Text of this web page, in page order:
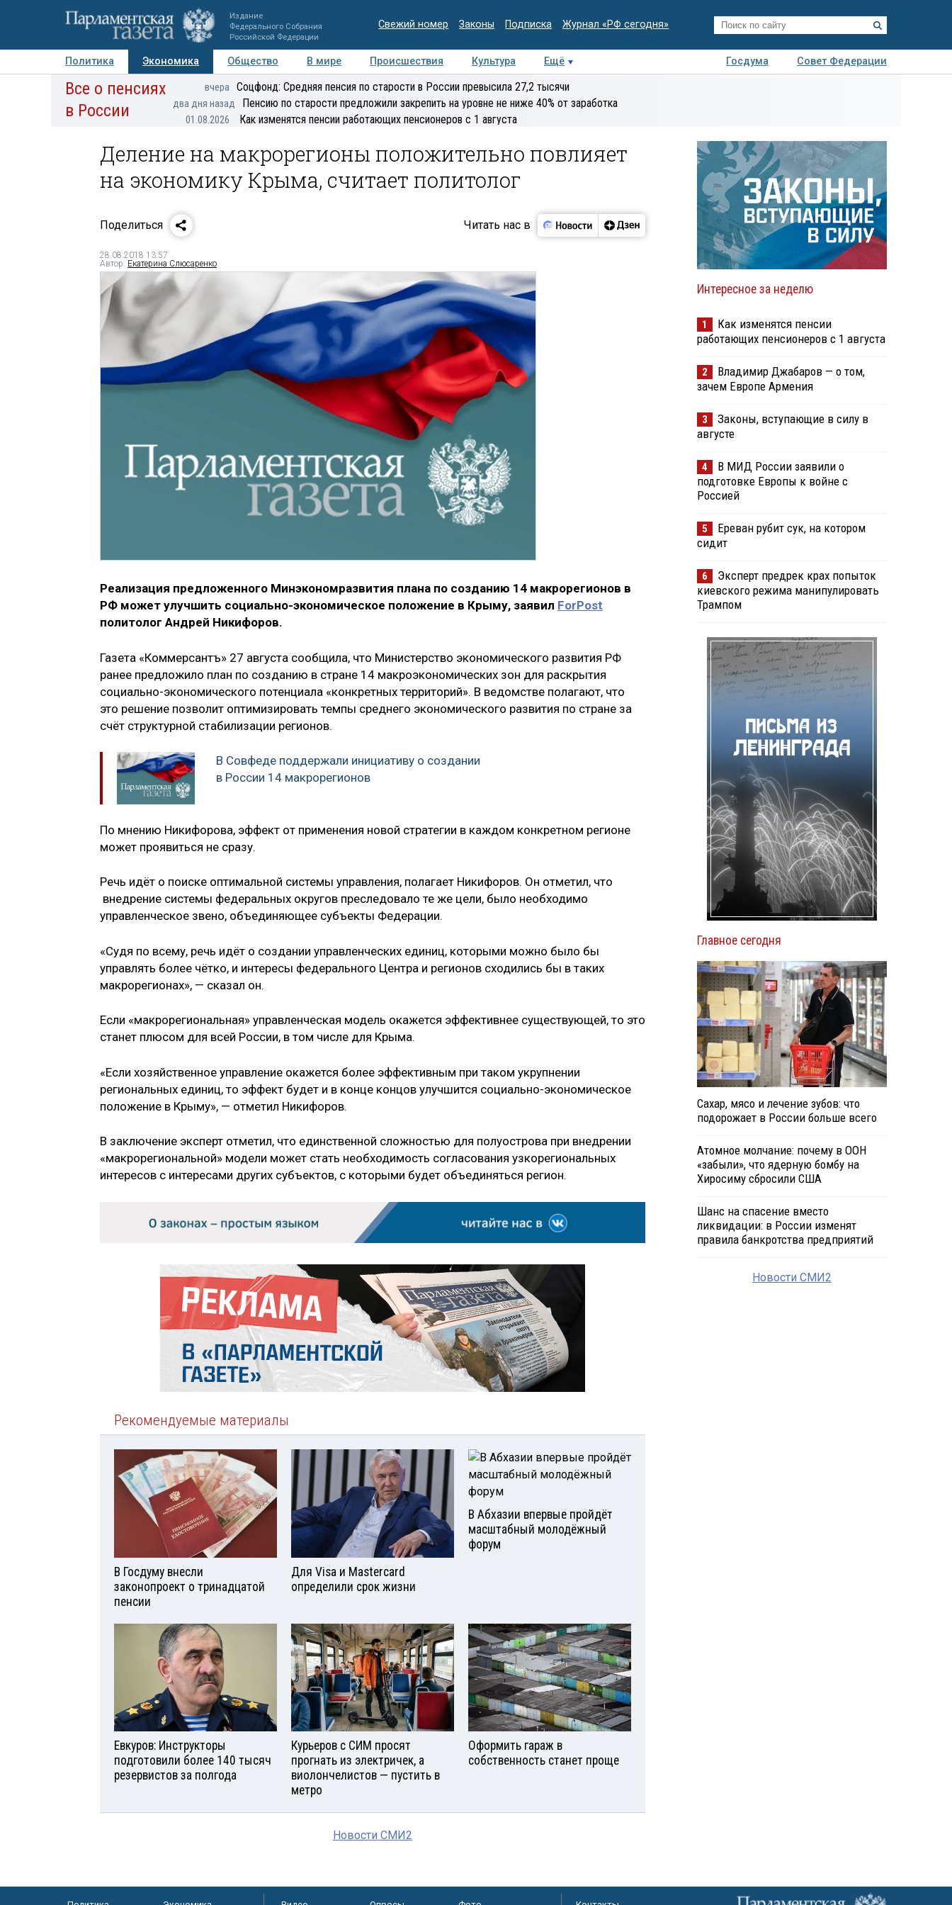
Издание
Федерального Собрания
Российской Федерации
Свежий номер Законы Подписка Журнал «РФ сегодня»
Политика Экономика Общество В мире Происшествия Культура Ещё Госдума
Совет Федерации
Авторы Персоны Мнения Регионы Медиацентр Интервью Колумнисты
экспертиза
Все о пенсиях
в России
вчера Соцфонд: Средняя пенсия по старости в России превысила 27,2 тысячи
два дня назад Пенсию по старости предложили закрепить на уровне не ниже 40% от заработка
01.08.2026 Как изменятся пенсии работающих пенсионеров с 1 августа
Деление на макрорегионы положительно повлияет
на экономику Крыма, считает политолог
Поделиться Читать нас в
28.08.2018 13:57
Автор: Екатерина Слюсаренко
Реализация предложенного Минэкономразвития плана по созданию 14 макрорегионов в
РФ может улучшить социально-экономическое положение в Крыму, заявил ForPost
политолог Андрей Никифоров.
Газета «Коммерсантъ» 27 августа сообщила, что Министерство экономического развития РФ
ранее предложило план по созданию в стране 14 макроэкономических зон для раскрытия
социально-экономического потенциала «конкретных территорий». В ведомстве полагают, что
это решение позволит оптимизировать темпы среднего экономического развития по стране за
счёт структурной стабилизации регионов.
В Совфеде поддержали инициативу о создании
в России 14 макрорегионов
По мнению Никифорова, эффект от применения новой стратегии в каждом конкретном регионе
может проявиться не сразу.
Речь идёт о поиске оптимальной системы управления, полагает Никифоров. Он отметил, что
внедрение системы федеральных округов преследовало те же цели, было необходимо
управленческое звено, объединяющее субъекты Федерации.
«Судя по всему, речь идёт о создании управленческих единиц, которыми можно было бы
управлять более чётко, и интересы федерального Центра и регионов сходились бы в таких
макрорегионах», — сказал он.
Если «макрорегиональная» управленческая модель окажется эффективнее существующей, то это
станет плюсом для всей России, в том числе для Крыма.
«Если хозяйственное управление окажется более эффективным при таком укрупнении
региональных единиц, то эффект будет и в конце концов улучшится социально-экономическое
положение в Крыму», — отметил Никифоров.
В заключение эксперт отметил, что единственной сложностью для полуострова при внедрении
«макрорегиональной» модели может стать необходимость согласования узкорегиональных
интересов с интересами других субъектов, с которыми будет объединяться регион.
Рекомендуемые материалы
В Госдуму внесли
законопроект о тринадцатой
пенсии
Для Visа и Mastercard
определили срок жизни
В Абхазии впервые пройдёт
масштабный молодёжный
форум
Евкуров: Инструкторы
подготовили более 140 тысяч
резервистов за полгода
Курьеров с СИМ просят
прогнать из электричек, а
виолончелистов — пустить в
метро
Оформить гараж в
собственность станет проще
Новости СМИ2
Интересное за неделю
1
Как изменятся пенсии
работающих пенсионеров с 1 августа
2
Владимир Джабаров — о том,
зачем Европе Армения
3
Законы, вступающие в силу в
августе
4
В МИД России заявили о
подготовке Европы к войне с
Россией
5
Ереван рубит сук, на котором
сидит
6
Эксперт предрек крах попыток
киевского режима манипулировать
Трампом
Главное сегодня
Сахар, мясо и лечение зубов: что
подорожает в России больше всего
Атомное молчание: почему в ООН
«забыли», что ядерную бомбу на
Хиросиму сбросили США
Шанс на спасение вместо
ликвидации: в России изменят
правила банкротства предприятий
Новости СМИ2